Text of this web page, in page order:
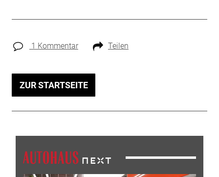
1 Kommentar Teilen
ZUR STARTSEITE